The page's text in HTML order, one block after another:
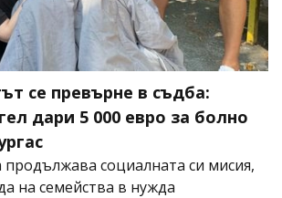
се превърне в съдба:
дари 5 000 евро за болно
продължава социалната си мисия,
на семейства в нужда